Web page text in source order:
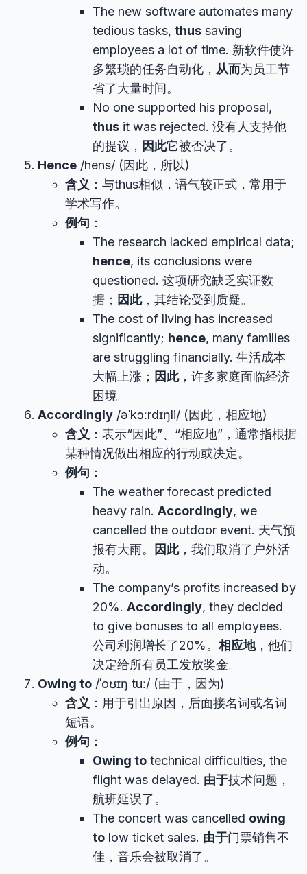
The new software automates many
tedious tasks, thus saving
employees a lot of time. 新软件使许
多繁琐的任务自动化， 从而为员工节
省了大量时间。
No one supported his proposal,
thus it was rejected. 没有人支持他
的提议， 因此它被否决了。
Hence /hens/ (因此，所以)
含义 ：与thus相似，语气较正式，常用于
学术写作。
例句 ：
The research lacked empirical data;
hence, its conclusions were
questioned. 这项研究缺乏实证数
据； 因此，其结论受到质疑。
The cost of living has increased
significantly; hence, many families
are struggling financially. 生活成本
大幅上涨； 因此，许多家庭面临经济
困境。
Accordingly /əˈkɔːrdɪŋli/ (因此，相应地)
含义 ：表示“因此”、“相应地”，通常指根据
某种情况做出相应的行动或决定。
例句 ：
The weather forecast predicted
heavy rain. Accordingly, we
cancelled the outdoor event. 天气预
报有大雨。
因此，我们取消了户外活
动。
The company’s profits increased by
20%. Accordingly, they decided
to give bonuses to all employees.
公司利润增长了20%。 相应地，他们
决定给所有员工发放奖金。
Owing to /ˈoʊɪŋ tuː/ (由于，因为)
含义 ：用于引出原因，后面接名词或名词
短语。
例句 ：
Owing to technical difficulties, the
flight was delayed. 由于技术问题，
航班延误了。
The concert was cancelled owing
to low ticket sales. 由于门票销售不
佳，音乐会被取消了。